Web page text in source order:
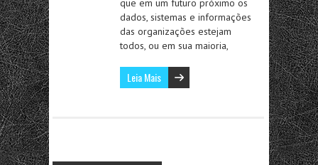
que em um futuro próximo os
dados, sistemas e informações
das organizações estejam
todos, ou em sua maioria,
Leia Mais